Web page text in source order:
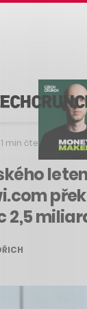
1 min čtení
2,5